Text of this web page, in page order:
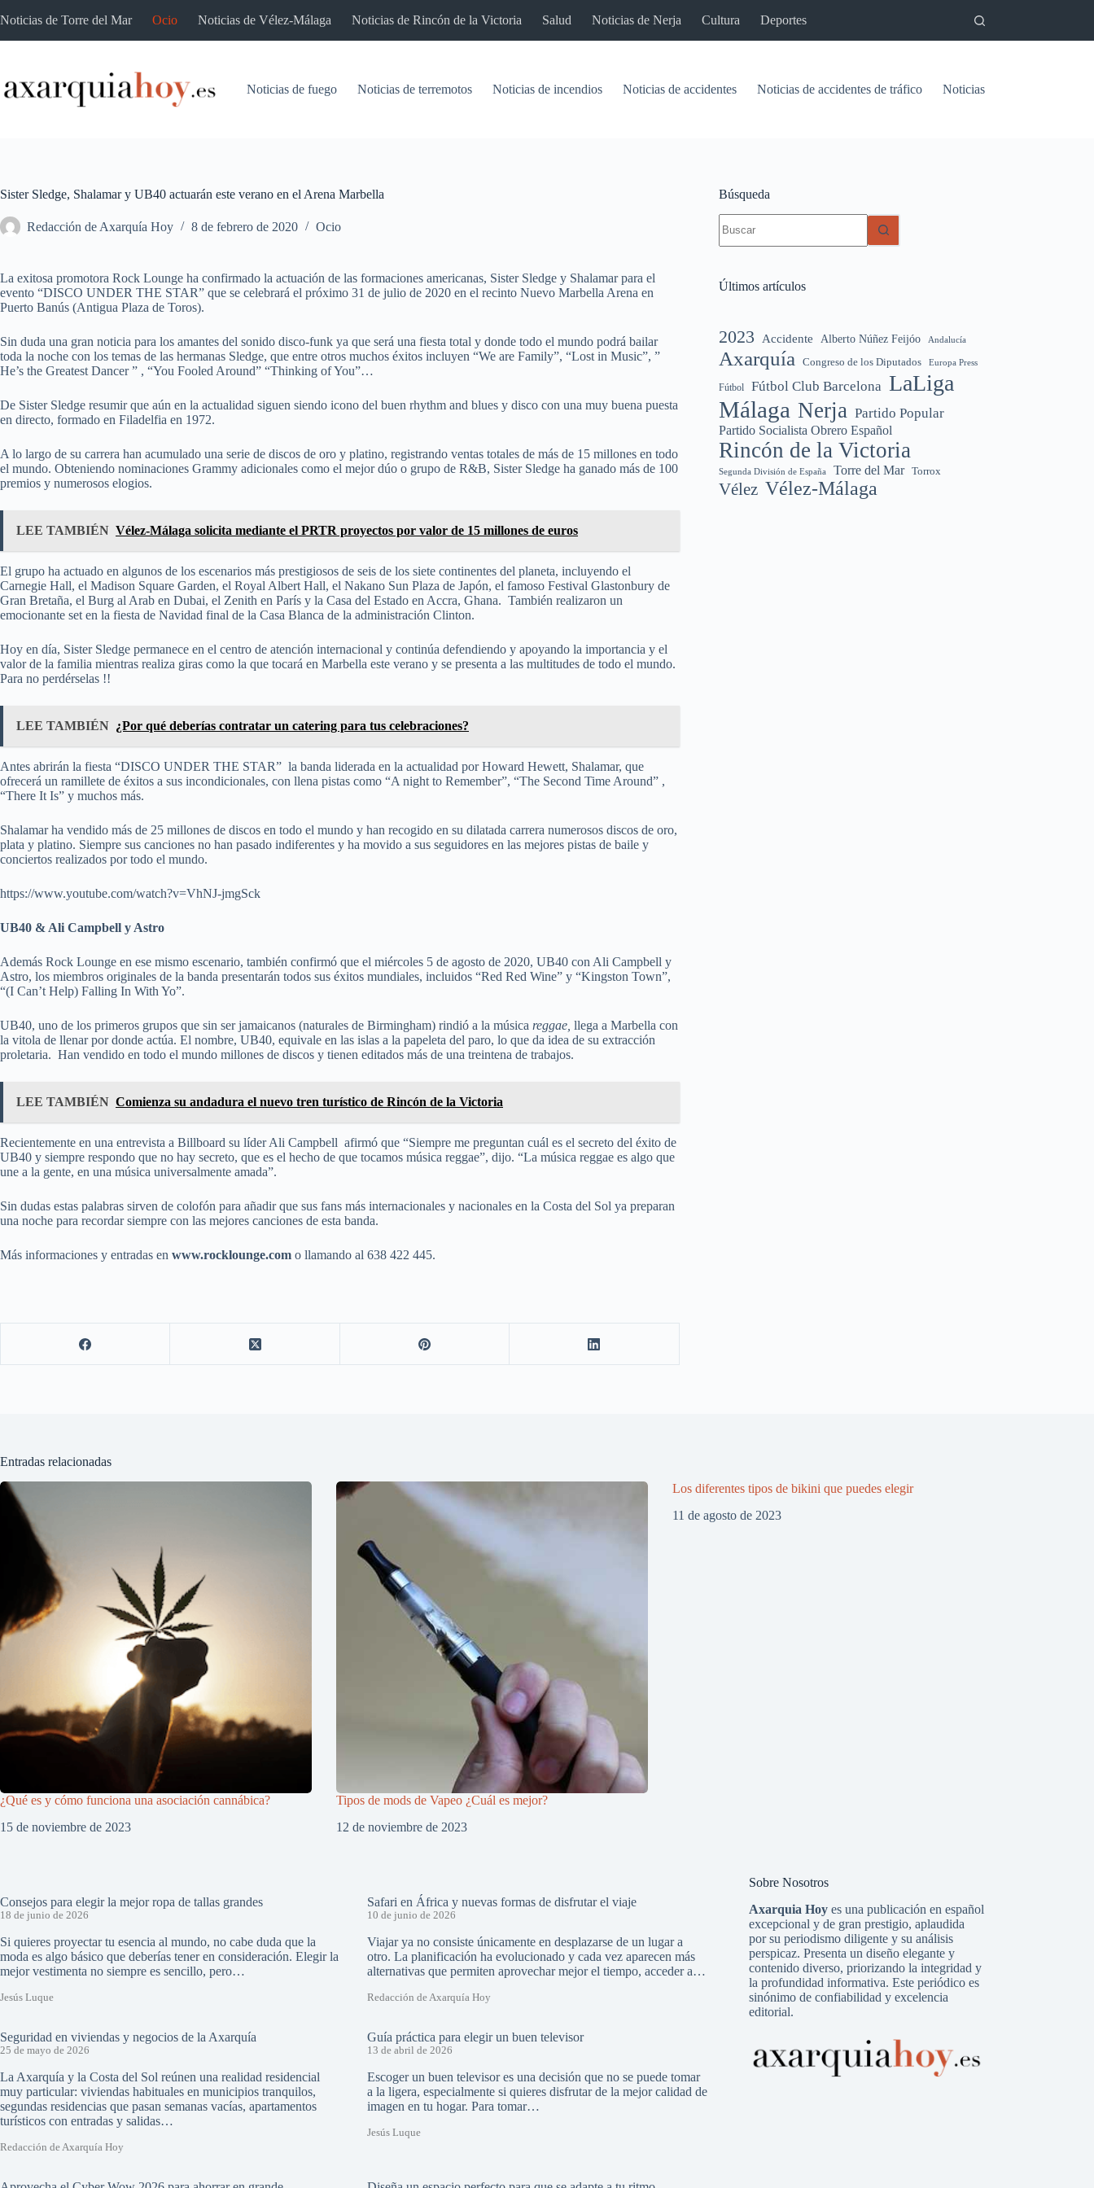
al
Noticias de Torre del Mar Ocio Noticias de Vélez-Málaga Noticias de Rincón de la Victoria Salud Noticias de Nerja Cultura Deportes
Noticias de fuego Noticias de terremotos Noticias de incendios Noticias de accidentes Noticias de accidentes de tráfico Noticias del pantano de
Sister Sledge, Shalamar y UB40 actuarán este verano en el Arena Marbella
Redacción de Axarquía Hoy 8 de febrero de 2020 Ocio
La exitosa promotora Rock Lounge ha confirmado la actuación de las formaciones americanas, Sister Sledge y Shalamar para el
evento “DISCO UNDER THE STAR” que se celebrará el próximo 31 de julio de 2020 en el recinto Nuevo Marbella Arena en
Puerto Banús (Antigua Plaza de Toros).
Sin duda una gran noticia para los amantes del sonido disco-funk ya que será una fiesta total y donde todo el mundo podrá bailar
toda la noche con los temas de las hermanas Sledge, que entre otros muchos éxitos incluyen “We are Family”, “Lost in Music”, ”
He’s the Greatest Dancer ” , “You Fooled Around” “Thinking of You”…
De Sister Sledge resumir que aún en la actualidad siguen siendo icono del buen rhythm and blues y disco con una muy buena puesta
en directo, formado en Filadelfia en 1972.
A lo largo de su carrera han acumulado una serie de discos de oro y platino, registrando ventas totales de más de 15 millones en todo
el mundo. Obteniendo nominaciones Grammy adicionales como el mejor dúo o grupo de R&B, Sister Sledge ha ganado más de 100
premios y numerosos elogios.
LEE TAMBIÉN Vélez-Málaga solicita mediante el PRTR proyectos por valor de 15 millones de euros
El grupo ha actuado en algunos de los escenarios más prestigiosos de seis de los siete continentes del planeta, incluyendo el
Carnegie Hall, el Madison Square Garden, el Royal Albert Hall, el Nakano Sun Plaza de Japón, el famoso Festival Glastonbury de
Gran Bretaña, el Burg al Arab en Dubai, el Zenith en París y la Casa del Estado en Accra, Ghana. También realizaron un
emocionante set en la fiesta de Navidad final de la Casa Blanca de la administración Clinton.
Hoy en día, Sister Sledge permanece en el centro de atención internacional y continúa defendiendo y apoyando la importancia y el
valor de la familia mientras realiza giras como la que tocará en Marbella este verano y se presenta a las multitudes de todo el mundo.
Para no perdérselas !!
LEE TAMBIÉN ¿Por qué deberías contratar un catering para tus celebraciones?
Antes abrirán la fiesta “DISCO UNDER THE STAR” la banda liderada en la actualidad por Howard Hewett, Shalamar, que
ofrecerá un ramillete de éxitos a sus incondicionales, con llena pistas como “A night to Remember”, “The Second Time Around” ,
“There It Is” y muchos más.
Shalamar ha vendido más de 25 millones de discos en todo el mundo y han recogido en su dilatada carrera numerosos discos de oro,
plata y platino. Siempre sus canciones no han pasado indiferentes y ha movido a sus seguidores en las mejores pistas de baile y
conciertos realizados por todo el mundo.
https://www.youtube.com/watch?v=VhNJ-jmgSck
UB40 & Ali Campbell y Astro
Además Rock Lounge en ese mismo escenario, también confirmó que el miércoles 5 de agosto de 2020, UB40 con Ali Campbell y
Astro, los miembros originales de la banda presentarán todos sus éxitos mundiales, incluidos “Red Red Wine” y “Kingston Town”,
“(I Can’t Help) Falling In With Yo”.
UB40, uno de los primeros grupos que sin ser jamaicanos (naturales de Birmingham) rindió a la música reggae, llega a Marbella con
la vitola de llenar por donde actúa. El nombre, UB40, equivale en las islas a la papeleta del paro, lo que da idea de su extracción
proletaria. Han vendido en todo el mundo millones de discos y tienen editados más de una treintena de trabajos.
LEE TAMBIÉN Comienza su andadura el nuevo tren turístico de Rincón de la Victoria
Recientemente en una entrevista a Billboard su líder Ali Campbell afirmó que “Siempre me preguntan cuál es el secreto del éxito de
UB40 y siempre respondo que no hay secreto, que es el hecho de que tocamos música reggae”, dijo. “La música reggae es algo que
une a la gente, en una música universalmente amada”.
Sin dudas estas palabras sirven de colofón para añadir que sus fans más internacionales y nacionales en la Costa del Sol ya preparan
una noche para recordar siempre con las mejores canciones de esta banda.
Más informaciones y entradas en www.rocklounge.com o llamando al 638 422 445.
Búsqueda
resultados
Últimos artículos
2023 Accidente Alberto Núñez Feijóo Andalucía
Axarquía Congreso de los Diputados Europa Press
Fútbol Fútbol Club Barcelona LaLiga
Málaga Nerja Partido Popular
Partido Socialista Obrero Español
Rincón de la Victoria
Segunda División de España Torre del Mar Torrox
Vélez Vélez-Málaga
Entradas relacionadas
¿Qué es y cómo funciona una asociación cannábica?
15 de noviembre de 2023
Tipos de mods de Vapeo ¿Cuál es mejor?
12 de noviembre de 2023
Los diferentes tipos de bikini que puedes elegir
11 de agosto de 2023
Consejos para elegir la mejor ropa de tallas grandes
18 de junio de 2026
Si quieres proyectar tu esencia al mundo, no cabe duda que la
moda es algo básico que deberías tener en consideración. Elegir la
mejor vestimenta no siempre es sencillo, pero…
Jesús Luque
Safari en África y nuevas formas de disfrutar el viaje
10 de junio de 2026
Viajar ya no consiste únicamente en desplazarse de un lugar a
otro. La planificación ha evolucionado y cada vez aparecen más
alternativas que permiten aprovechar mejor el tiempo, acceder a…
Redacción de Axarquía Hoy
Seguridad en viviendas y negocios de la Axarquía
25 de mayo de 2026
La Axarquía y la Costa del Sol reúnen una realidad residencial
muy particular: viviendas habituales en municipios tranquilos,
segundas residencias que pasan semanas vacías, apartamentos
turísticos con entradas y salidas…
Redacción de Axarquía Hoy
Guía práctica para elegir un buen televisor
13 de abril de 2026
Escoger un buen televisor es una decisión que no se puede tomar
a la ligera, especialmente si quieres disfrutar de la mejor calidad de
imagen en tu hogar. Para tomar…
Jesús Luque
Sobre Nosotros
Axarquia Hoyes una publicación en español
excepcional y de gran prestigio, aplaudida
por su periodismo diligente y su análisis
perspicaz. Presenta un diseño elegante y
contenido diverso, priorizando la integridad y
la profundidad informativa. Este periódico es
sinónimo de confiabilidad y excelencia
editorial.